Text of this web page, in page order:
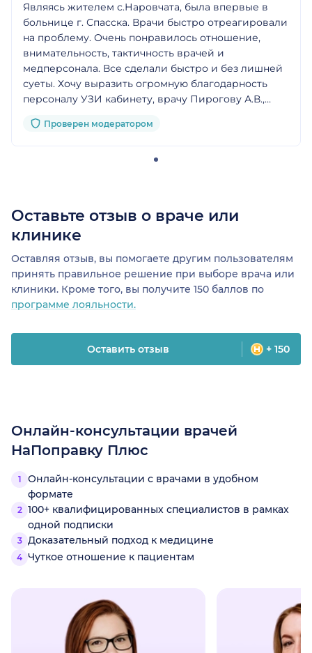
Являясь жителем с.Наровчата, была впервые в
больнице г. Спасска. Врачи быстро отреагировали
на проблему. Очень понравилось отношение,
внимательность, тактичность врачей и
медперсонала. Все сделали быстро и без лишней
суеты. Хочу выразить огромную благодарность
персоналу УЗИ кабинету, врачу Пирогову А.В.,
пациентам и четкую организацию лечения!
Проверен модератором
Оставьте отзыв о враче или
клинике
Оставляя отзыв, вы помогаете другим пользователям
принять правильное решение при выборе врача или
клиники. Кроме того, вы получите 150 баллов по
программе лояльности.
Оставить отзыв + 150
Онлайн-консультации врачей
НаПоправку Плюс
Онлайн-консультации с врачами в удобном
формате
100+ квалифицированных специалистов в рамках
одной подписки
Доказательный подход к медицине
Чуткое отношение к пациентам